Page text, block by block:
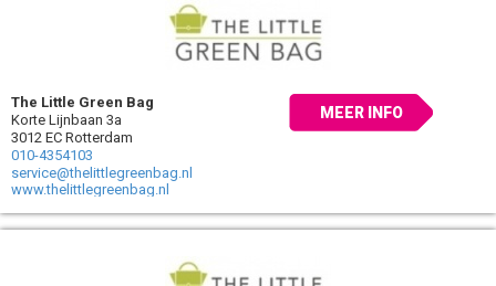
The Little Green Bag
Korte Lijnbaan 3a
3012 EC Rotterdam
010-4354103
service@thelittlegreenbag.nl
www.thelittlegreenbag.nl
MEER INFO